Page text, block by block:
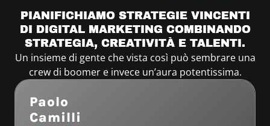
PIANIFICHIAMO STRATEGIE VINCENTI
DI DIGITAL MARKETING COMBINANDO
STRATEGIA, CREATIVITÀ E TALENTI.
Un insieme di gente che vista così può sembrare una
crew di boomer e invece un’aura potentissima.
Paolo
Camilli